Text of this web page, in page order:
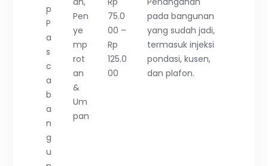
p
P
a
s
c
a
b
a
n
g
u
Pen
ye
mp
rot
an
&
Um
pan
75.0
00 –
Rp
125.0
00
pada bangunan
yang sudah jadi,
termasuk injeksi
pondasi, kusen,
dan plafon.